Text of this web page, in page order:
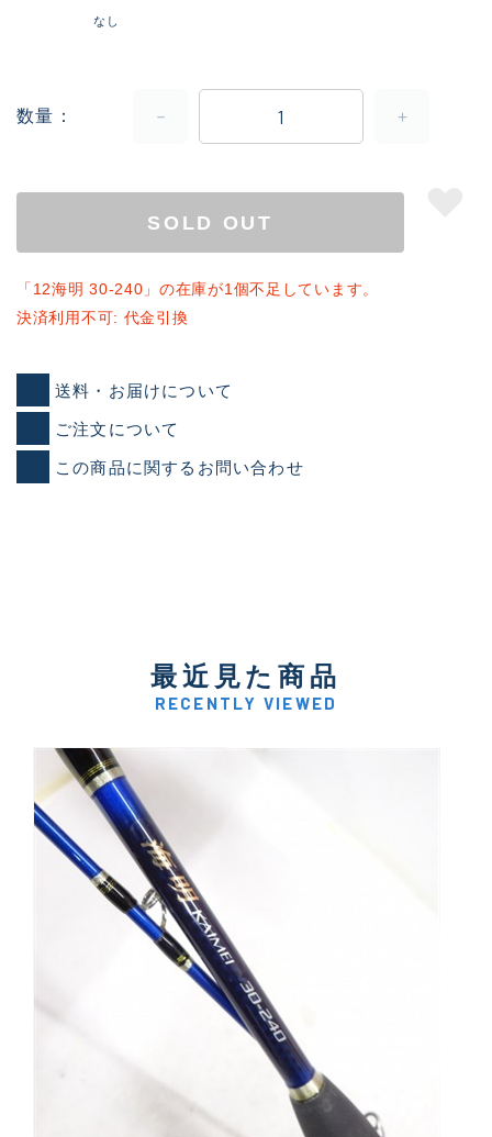
なし
数量
SOLD OUT
「12海明 30-240」の在庫が1個不足しています。
決済利用不可: 代金引換
送料・お届けについて
ご注文について
この商品に関するお問い合わせ
最近見た商品
RECENTLY VIEWED